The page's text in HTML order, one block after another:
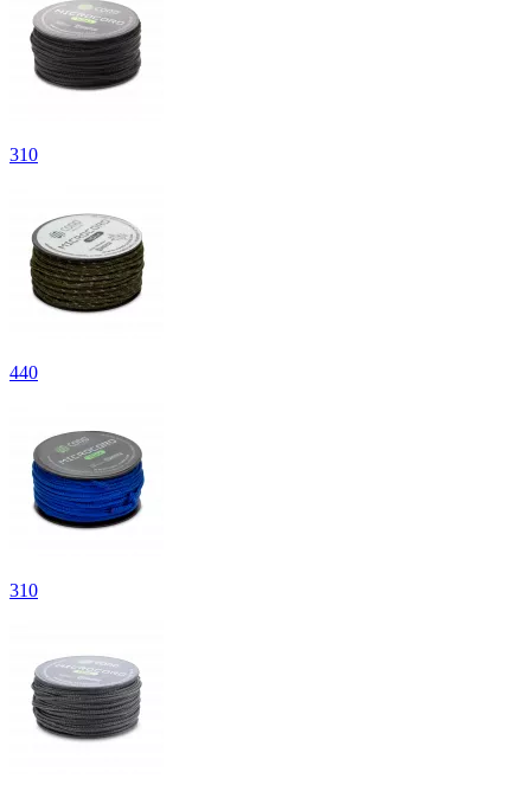
310
440
310